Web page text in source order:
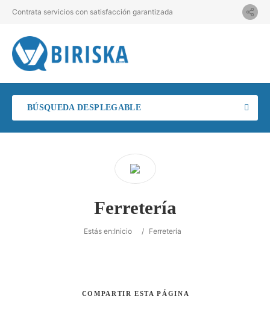
Contrata servicios con satisfacción garantizada
BÚSQUEDA DESPLEGABLE
Ferretería
Estás en:Inicio / Ferretería
COMPARTIR ESTA PÁGINA